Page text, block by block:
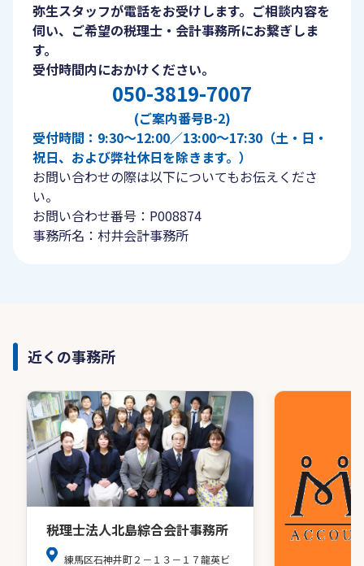
弥生スタッフが電話をお受けします。ご相談内容を
伺い、ご希望の税理士・会計事務所にお繋ぎしま
す。
受付時間内におかけください。
050-3819-7007
(ご案内番号B-2)
受付時間：9:30〜12:00／13:00〜17:30（土・日・
祝日、および弊社休日を除きます。）
お問い合わせの際は以下についてもお伝えくださ
い。
お問い合わせ番号：P008874
事務所名：村井会計事務所
近くの事務所
税理士法人北島綜合会計事務所
練馬区石神井町２－１３－１７龍英ビ